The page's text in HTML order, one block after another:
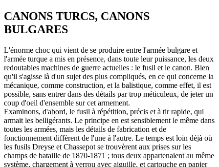
CANONS TURCS, CANONS
BULGARES
L'énorme choc qui vient de se produire entre l'armée bulgare et
l'armée turque a mis en présence, dans toute leur puissance, les deux
redoutables machines de guerre actuelles : le fusil et le canon. Bien
qu'il s'agisse là d'un sujet des plus compliqués, en ce qui concerne la
mécanique, comme construction, et la balistique, comme effet, il est
possible, sans entrer dans des détails par trop méticuleux, de jeter un
coup d'oeil d'ensemble sur cet armement.
Examinons, d'abord, le fusil à répétition, précis et à tir rapide, qui
armait les belligérants. Le principe en est sensiblement le même dans
toutes les armées, mais les détails de fabrication et de
fonctionnement diffèrent de l'une à l'autre. Le temps est loin déjà où
les fusils Dreyse et Chassepot se trouvèrent aux prises sur les
champs de bataille de 1870-1871 ; tous deux appartenaient au même
système, chargement à verrou avec aiguille, et cartouche en papier